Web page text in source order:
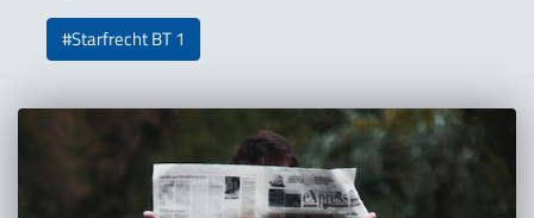
#Starfrecht BT 1